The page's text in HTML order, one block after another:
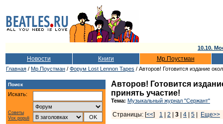
10.10.
Новости Книги Мр.Поустман
Главная / Мр.Поустман / Форум Lost Lennon Tapes / Авторов! Готовится издание
Поиск
Искать:
Советы
Vox populi
Авторов! Готовится
принять участие!
Тема: Музыкальный журнал "Сержант"
Страницы: [<<] 1 2 3 4 5
Еще>>